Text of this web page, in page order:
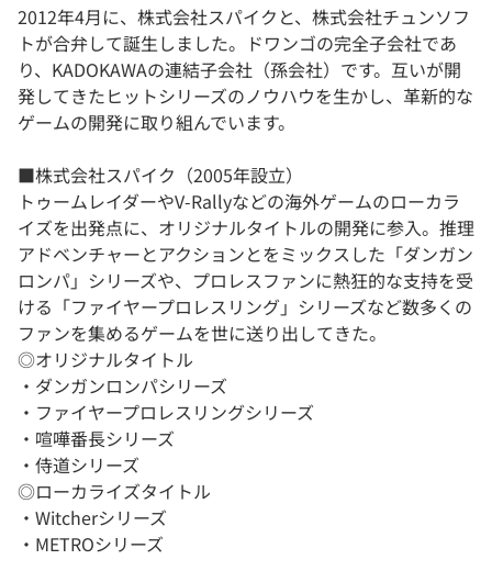
2012年4月に、株式会社スパイクと、株式会社チュンソフ
トが合弁して誕生しました。ドワンゴの完全子会社であ
り、KADOKAWAの連結子会社（孫会社）です。互いが開
発してきたヒットシリーズのノウハウを生かし、革新的な
ゲームの開発に取り組んでいます。
■株式会社スパイク（2005年設立）
トゥームレイダーやV-Rallyなどの海外ゲームのローカラ
イズを出発点に、オリジナルタイトルの開発に参入。推理
アドベンチャーとアクションとをミックスした「ダンガン
ロンパ」シリーズや、プロレスファンに熱狂的な支持を受
ける「ファイヤープロレスリング」シリーズなど数多くの
ファンを集めるゲームを世に送り出してきた。
◎オリジナルタイトル
・ダンガンロンパシリーズ
・ファイヤープロレスリングシリーズ
・喧嘩番長シリーズ
・侍道シリーズ
◎ローカライズタイトル
・Witcherシリーズ
・METROシリーズ